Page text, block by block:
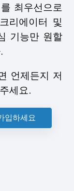
최우선으로
리에이터 및
기능만 원할
언제든지 저
세요.
입하세요